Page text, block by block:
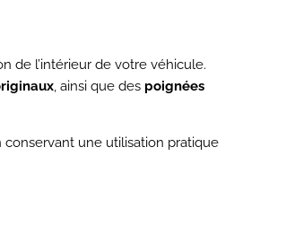
de l’intérieur de votre véhicule.
, ainsi que des poignées
conservant une utilisation pratique